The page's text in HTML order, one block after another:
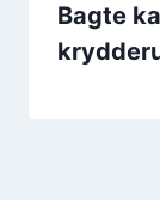
Bagte